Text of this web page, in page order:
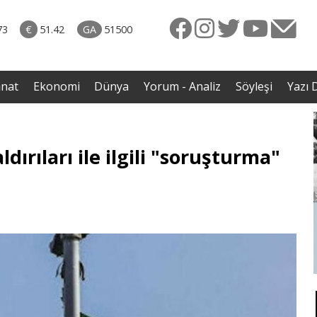
€ 51.42 GA 51500
• Gannuşi'nin serbest bırakılması için çağrı
Ekonomi Dünya Yorum - Analiz Söyleşi Yazı
ile ilgili "soruşturma"